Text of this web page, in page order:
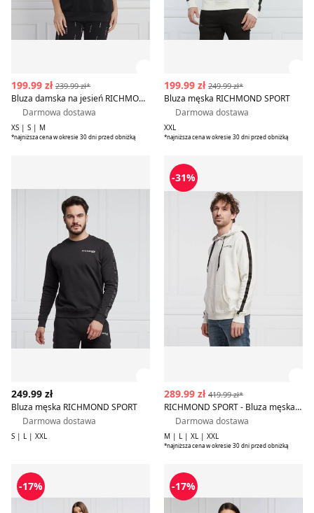
199.99 zł 239.99 zł*
Bluza damska na jesień RICHMOND SPORT
Darmowa dostawa
XS | S | M
*najniższa cena w okresie 30 dni przed obniżką
199.99 zł 249.99 zł*
Bluza męska RICHMOND SPORT
Darmowa dostawa
XXL
*najniższa cena w okresie 30 dni przed obniżką
Bluza męska RICHMOND SPORT
249.99 zł
Bluza męska RICHMOND SPORT
Darmowa dostawa
S | L | XXL
RICHMOND SPORT - Bluza
-31%
289.99 zł 419.99 zł*
RICHMOND SPORT - Bluza męska jesienna
Darmowa dostawa
M | L | XL | XXL
*najniższa cena w okresie 30 dni przed obniżką
Sukienka casual RICHMOND SPORT
-17%
Sukienka prosta
-17%